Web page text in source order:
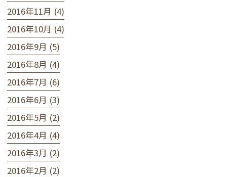
2016年11月 (4)
2016年10月 (4)
2016年9月 (5)
2016年8月 (4)
2016年7月 (6)
2016年6月 (3)
2016年5月 (2)
2016年4月 (4)
2016年3月 (2)
2016年2月 (2)